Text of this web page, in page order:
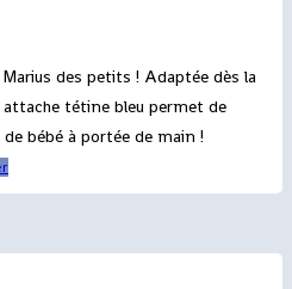
des petits ! Adaptée dès la
tétine bleu permet de
bébé à portée de main !